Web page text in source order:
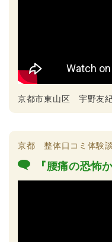
京都市東山区 宇野友
京都 整体口コミ体験
『腰痛の恐怖